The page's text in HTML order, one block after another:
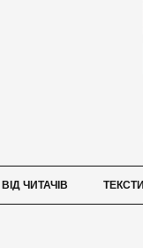
ЧИТАЧІВ ТЕКСТИ